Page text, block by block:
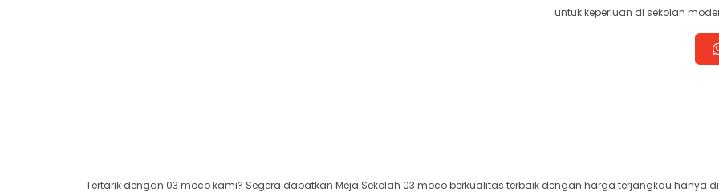
untuk keperluan di sekolah
Tertarik dengan 03 moco kami? Segera dapatkan Meja Sekolah 03 moco berkualitas terbaik dengan harga terjangkau hanya